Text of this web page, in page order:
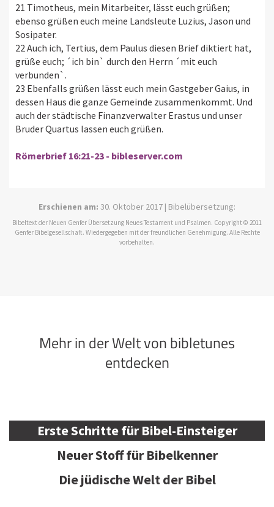
21 Timotheus, mein Mitarbeiter, lässt euch grüßen;
ebenso grüßen euch meine Landsleute Luzius, Jason und
Sosipater.
22 Auch ich, Tertius, dem Paulus diesen Brief diktiert hat,
grüße euch; ´ich bin` durch den Herrn ´mit euch
verbunden`.
23 Ebenfalls grüßen lässt euch mein Gastgeber Gaius, in
dessen Haus die ganze Gemeinde zusammenkommt. Und
auch der städtische Finanzverwalter Erastus und unser
Bruder Quartus lassen euch grüßen.
Römerbrief 16:21-23 - bibleserver.com
Erschienen am: 30. Oktober 2017 | Bibelübersetzung:
Bibeltext der Neuen Genfer Übersetzung Neues Testament und Psalmen. Copyright © 2011
Genfer Bibelgesellschaft. Wiedergegeben mit der freundlichen Genehmigung. Alle Rechte
vorbehalten.
Mehr in der Welt von bibletunes
entdecken
Erste Schritte für Bibel-Einsteiger
Neuer Stoff für Bibelkenner
Die jüdische Welt der Bibel